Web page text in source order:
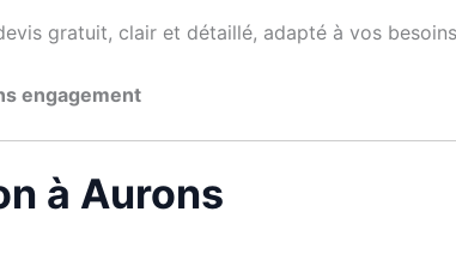
gratuit, clair et détaillé, adapté à vos
engagement
à Aurons